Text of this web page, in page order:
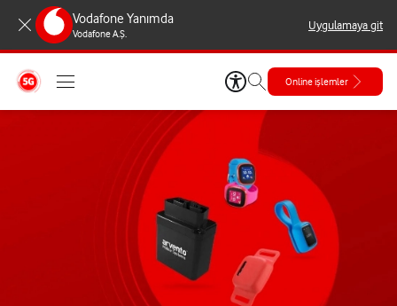
Vodafone Yanımda
Vodafone A.Ş.
Uygulamaya git
Online işlemler